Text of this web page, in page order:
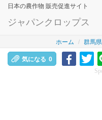
日本の農作物 販売促進サイト
ジャパンクロップス
ホーム 群馬県
気になる 0